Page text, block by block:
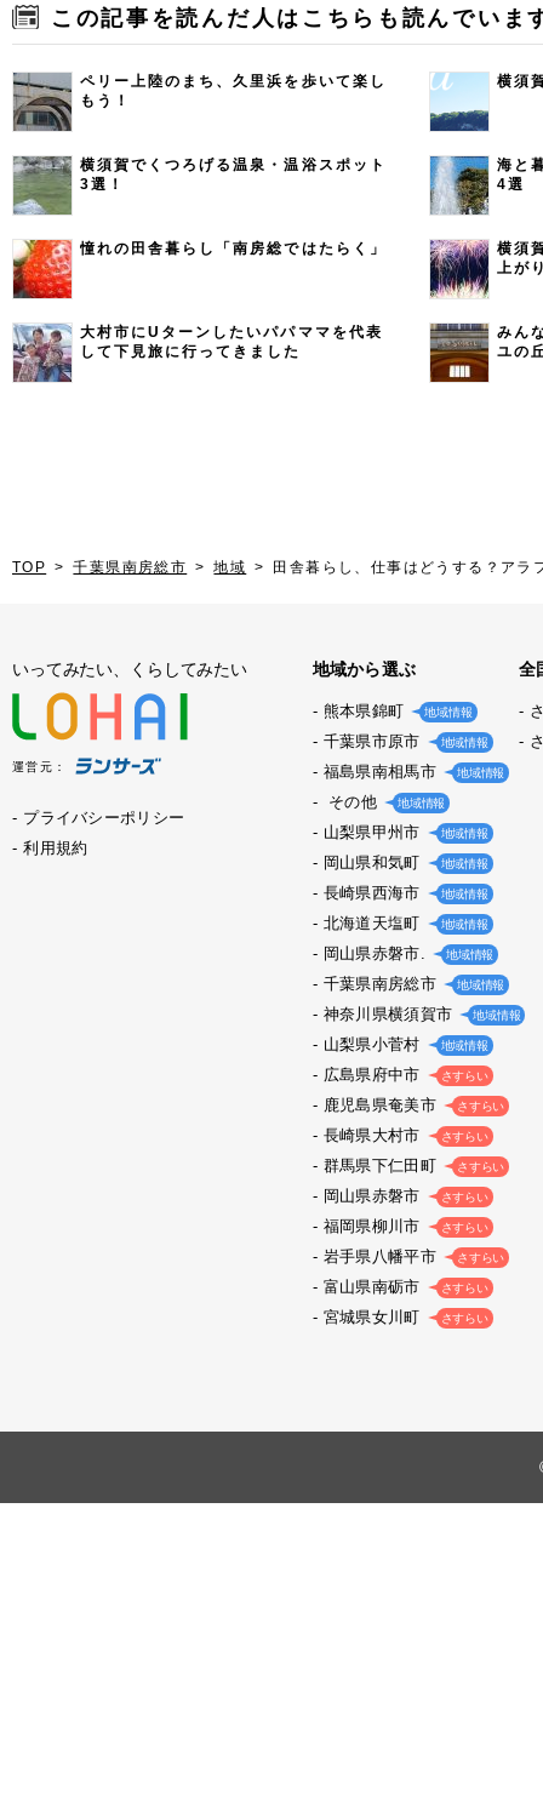
この記事を読んだ人はこちらも読んでいま
ペリー上陸のまち、久里浜を歩いて楽し
もう！
横須
横須賀でくつろげる温泉・温浴スポット
3選！
海と
4選
憧れの田舎暮らし「南房総ではたらく」
横須
上が
大村市にUターンしたいパパママを代表
して下見旅に行ってきました
みん
ユの
TOP 千葉県南房総市 地域 田舎暮らし、仕事はどうする？ア
いってみたい、くらしてみたい
運営元：
プライバシーポリシー
利用規約
地域から選ぶ
熊本県錦町 地域情報
千葉県市原市 地域情報
福島県南相馬市 地域情報
その他 地域情報
山梨県甲州市 地域情報
岡山県和気町 地域情報
長崎県西海市 地域情報
北海道天塩町 地域情報
岡山県赤磐市. 地域情報
千葉県南房総市 地域情報
神奈川県横須賀市 地域情報
山梨県小菅村 地域情報
広島県府中市 さすらい
鹿児島県奄美市 さすらい
長崎県大村市 さすらい
群馬県下仁田町 さすらい
岡山県赤磐市 さすらい
福岡県柳川市 さすらい
岩手県八幡平市 さすらい
富山県南砺市 さすらい
宮城県女川町 さすらい
全